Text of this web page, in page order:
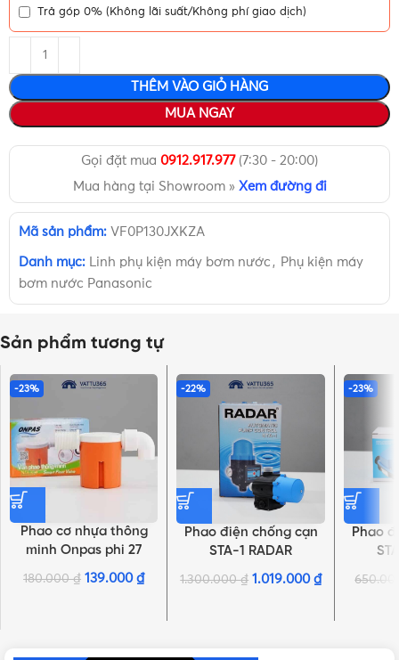
Trả góp 0% (Không lãi suất/Không phí giao dịch)
THÊM VÀO GIỎ HÀNG
MUA NGAY
Gọi đặt mua 0912.917.977(7:30 - 20:00)
Mua hàng tại Showroom » Xem đường đi
Mã sản phẩm: VF0P130JXKZA
Danh mục: Linh phụ kiện máy bơm nước , Phụ kiện máy
bơm nước Panasonic
Sản phẩm tương tự
-23%
Phao cơ nhựa thông
minh Onpas phi 27
180.000₫ 139.000₫
-22%
Phao điện chống cạn
STA-1 RADAR
1.300.000₫ 1.019.000₫
-23%
Phao